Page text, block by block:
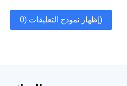
إظهار نموذج التعليقات (0)